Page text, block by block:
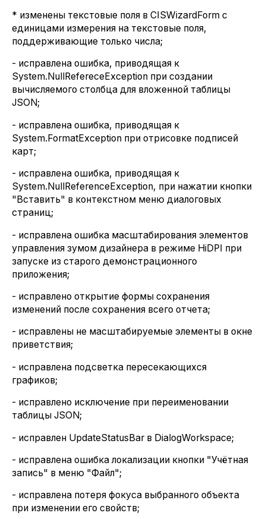
* изменены текстовые поля в CISWizardForm с
единицами измерения на текстовые поля,
поддерживающие только числа;
- исправлена ошибка, приводящая к
System.NullRefereceException при создании
вычисляемого столбца для вложенной таблицы
JSON;
- исправлена ошибка, приводящая к
System.FormatException при отрисовке подписей
карт;
- исправлена ошибка, приводящая к
System.NullReferenceException, при нажатии кнопки
"Вставить" в контекстном меню диалоговых
страниц;
- исправлена ошибка масштабирования элементов
управления зумом дизайнера в режиме HiDPI при
запуске из старого демонстрационного
приложения;
- исправлено открытие формы сохранения
изменений после сохранения всего отчета;
- исправлены не масштабируемые элементы в окне
приветствия;
- исправлена подсветка пересекающихся
графиков;
- исправлено исключение при переименовании
таблицы JSON;
- исправлен UpdateStatusBar в DialogWorkspace;
- исправлена ошибка локализации кнопки "Учётная
запись" в меню "Файл";
- исправлена потеря фокуса выбранного объекта
при изменении его свойств;